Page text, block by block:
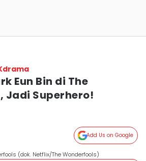
Eun Bin di The
Jadi Superhero!
Add Us on Google
(dok. Netflix/The Wonderfools)